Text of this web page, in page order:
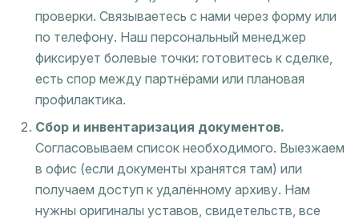
проверки. Связываетесь с нами через форму или
по телефону. Наш персональный менеджер
фиксирует болевые точки: готовитесь к сделке,
есть спор между партнёрами или плановая
профилактика.
Сбор и инвентаризация документов.
Согласовываем список необходимого. Выезжаем
в офис (если документы хранятся там) или
получаем доступ к удалённому архиву. Нам
нужны оригиналы уставов, свидетельств, все